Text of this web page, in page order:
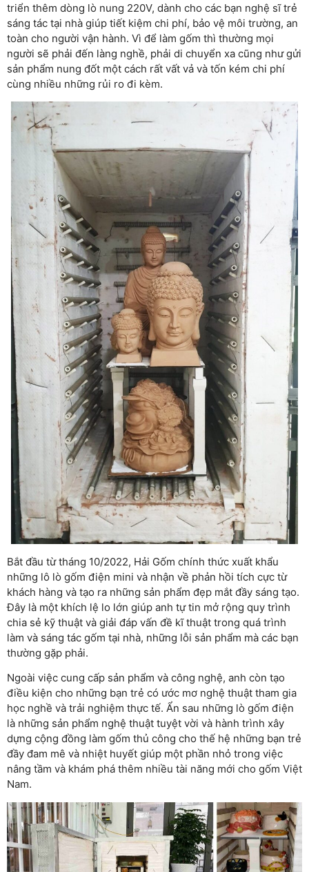
triển thêm dòng lò nung 220V, dành cho các bạn nghệ sĩ trẻ
sáng tác tại nhà giúp tiết kiệm chi phí, bảo vệ môi trường, an
toàn cho người vận hành. Vì để làm gốm thì thường mọi
người sẽ phải đến làng nghề, phải di chuyển xa cũng như gửi
sản phẩm nung đốt một cách rất vất vả và tốn kém chi phí
cùng nhiều những rủi ro đi kèm.
Bắt đầu từ tháng 10/2022, Hải Gốm chính thức xuất khẩu
những lô lò gốm điện mini và nhận về phản hồi tích cực từ
khách hàng và tạo ra những sản phẩm đẹp mắt đầy sáng tạo.
Đây là một khích lệ lo lớn giúp anh tự tin mở rộng quy trình
chia sẻ kỹ thuật và giải đáp vấn đề kĩ thuật trong quá trình
làm và sáng tác gốm tại nhà, những lỗi sản phẩm mà các bạn
thường gặp phải.
Ngoài việc cung cấp sản phẩm và công nghệ, anh còn tạo
điều kiện cho những bạn trẻ có ước mơ nghệ thuật tham gia
học nghề và trải nghiệm thực tế. Ẩn sau những lò gốm điện
là những sản phẩm nghệ thuật tuyệt vời và hành trình xây
dựng cộng đồng làm gốm thủ công cho thế hệ những bạn trẻ
đầy đam mê và nhiệt huyết giúp một phần nhỏ trong việc
nâng tầm và khám phá thêm nhiều tài năng mới cho gốm Việt
Nam.